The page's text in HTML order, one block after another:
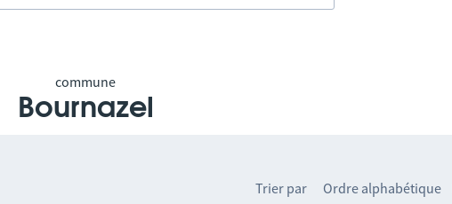
commune
Bournazel
Trier par Ordre alphabétique